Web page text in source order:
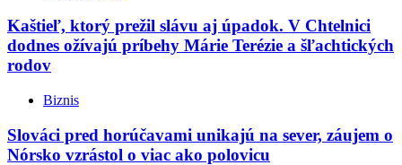
Kaštieľ, ktorý prežil slávu aj úpadok. V Chtelnici
dodnes ožívajú príbehy Márie Terézie a šľachtických
rodov
Biznis
Slováci pred horúčavami unikajú na sever, záujem o
Nórsko vzrástol o viac ako polovicu